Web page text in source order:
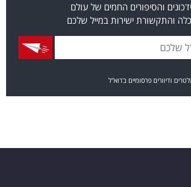
והסיפורים החמים של עולם
והתקשורת ישירות במייל שלכם
ודיוורים פרסומיים בדוא"ל